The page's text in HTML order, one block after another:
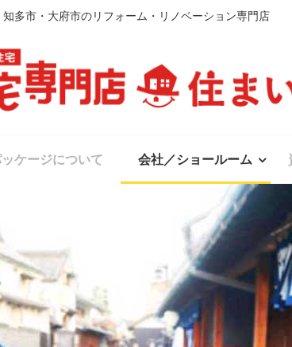
知多市・大府市のリフォーム・リノベーション専門店
ケージについて 会社／ショールーム